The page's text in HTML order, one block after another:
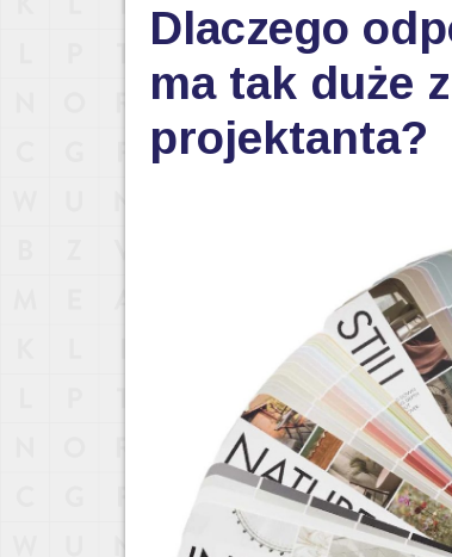
Dlaczego
ma tak duże
projektanta?